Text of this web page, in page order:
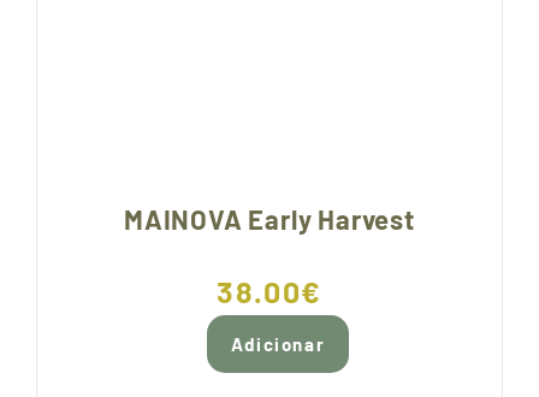
MAINOVA Early Harvest
38.00€
Adicionar